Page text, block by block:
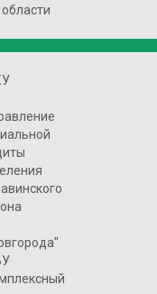
области